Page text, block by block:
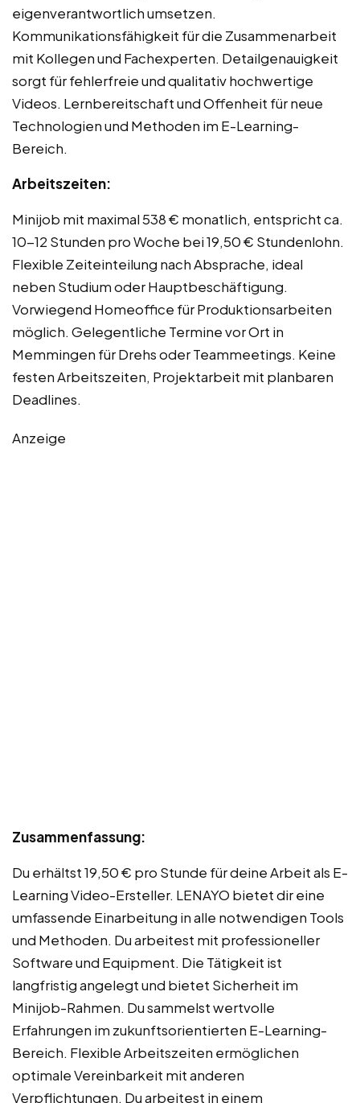
eigenverantwortlich umsetzen.
Kommunikationsfähigkeit für die Zusammenarbeit
mit Kollegen und Fachexperten. Detailgenauigkeit
sorgt für fehlerfreie und qualitativ hochwertige
Videos. Lernbereitschaft und Offenheit für neue
Technologien und Methoden im E-Learning-
Bereich.
Arbeitszeiten:
Minijob mit maximal 538 € monatlich, entspricht ca.
10-12 Stunden pro Woche bei 19,50 € Stundenlohn.
Flexible Zeiteinteilung nach Absprache, ideal
neben Studium oder Hauptbeschäftigung.
Vorwiegend Homeoffice für Produktionsarbeiten
möglich. Gelegentliche Termine vor Ort in
Memmingen für Drehs oder Teammeetings. Keine
festen Arbeitszeiten, Projektarbeit mit planbaren
Deadlines.
Anzeige
Zusammenfassung:
Du erhältst 19,50 € pro Stunde für deine Arbeit als E-
Learning Video-Ersteller. LENAYO bietet dir eine
umfassende Einarbeitung in alle notwendigen Tools
und Methoden. Du arbeitest mit professioneller
Software und Equipment. Die Tätigkeit ist
langfristig angelegt und bietet Sicherheit im
Minijob-Rahmen. Du sammelst wertvolle
Erfahrungen im zukunftsorientierten E-Learning-
Bereich. Flexible Arbeitszeiten ermöglichen
optimale Vereinbarkeit mit anderen
Verpflichtungen. Du arbeitest in einem